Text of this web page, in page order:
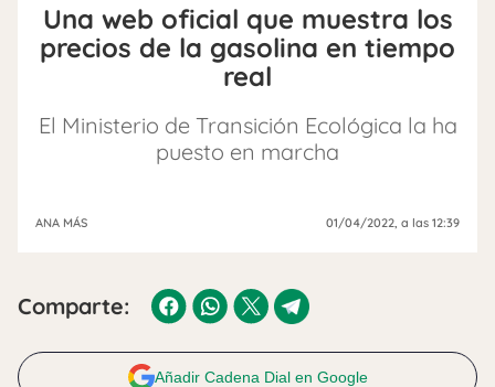
Una web oficial que muestra los
precios de la gasolina en tiempo
real
El Ministerio de Transición Ecológica la ha
puesto en marcha
ANA MÁS 01/04/2022, a las 12:39
Comparte:
Añadir Cadena Dial en Google